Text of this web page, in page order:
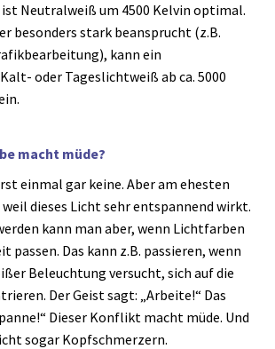
ist Neutralweiß um 4500 Kelvin optimal.
besonders stark beansprucht (z.B.
kann ein
oder Tageslichtweiß ab ca. 5000
macht müde?
einmal gar keine. Aber am ehesten
dieses Licht sehr entspannend wirkt.
kann man aber, wenn Lichtfarben
passen. Das kann z.B. passieren, wenn
Beleuchtung versucht, sich auf die
Der Geist sagt: „Arbeite!“ Das
Dieser Konflikt macht müde. Und
sogar Kopfschmerzern.